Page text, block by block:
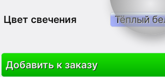
Цвет свечения
Добавить к заказу